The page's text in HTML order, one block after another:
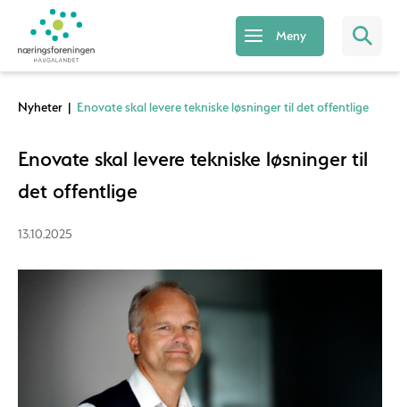
Meny
Nyheter | Enovate skal levere tekniske løsninger til det offentlige
Enovate skal levere tekniske løsninger til
det offentlige
13.10.2025